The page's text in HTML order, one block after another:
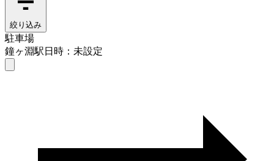
絞り込み
駐車場
鐘ヶ淵駅日時：未設定